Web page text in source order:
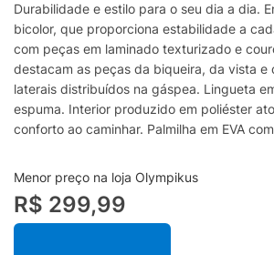
Durabilidade e estilo para o seu dia a dia.
bicolor, que proporciona estabilidade a
com peças em laminado texturizado e
destacam as peças da biqueira, da vista e
laterais distribuídos na gáspea. Lingueta
espuma. Interior produzido em poliéster
conforto ao caminhar. Palmilha em EVA
Menor preço na loja Olympikus
R$ 299,99